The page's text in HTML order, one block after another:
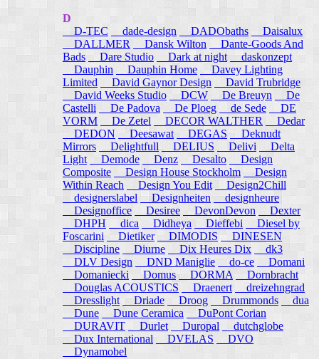
D
D-TEC
dade-design DADObaths
Daisalux
DALLMER
Dansk Wilton
Dante-Goods And
Bads
Dare Studio Dark at night
daskonzept
Dauphin
Dauphin Home
Davey Lighting
Limited
David Gaynor Design
David Trubridge
David Weeks Studio
DCW De Breuyn
De
Castelli
De Padova De Ploeg de Sede
DE
VORM
De Zetel DECOR WALTHER
Dedar
DEDON
Deesawat DEGAS
Deknudt
Mirrors
Delightfull DELIUS Delivi
Delta
Light
Demode Denz Desalto
Design
Composite
Design House Stockholm
Design
Within Reach
Design You Edit
Design2Chill
designerslabel
Designheiten
designheure
Designoffice
Desiree DevonDevon
Dexter
DHPH
dica Didheya Dieffebi
Diesel by
Foscarini
Dietiker DIMODIS
DINESEN
Discipline
Diurne Dix Heures Dix
dk3
DLV Design
DND Maniglie do-ce
Domani
Domaniecki
Domus DORMA
Dornbracht
Douglas ACOUSTICS
Draenert
dreizehngrad
Dresslight Driade Droog Drummonds
dua
Dune
Dune Ceramica
DuPont Corian
DURAVIT
Durlet Duropal
dutchglobe
Dux International
DVELAS
DVO
Dynamobel